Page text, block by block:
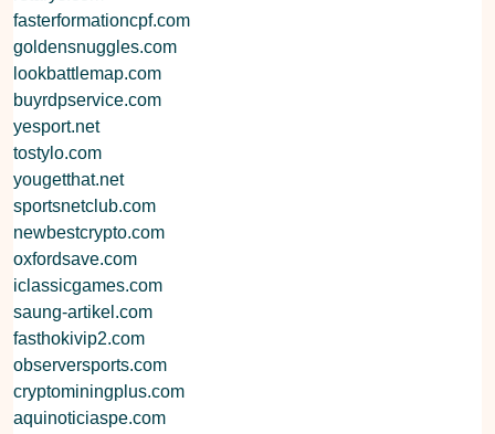
fasterformationcpf.com
goldensnuggles.com
lookbattlemap.com
buyrdpservice.com
yesport.net
tostylo.com
yougetthat.net
sportsnetclub.com
newbestcrypto.com
oxfordsave.com
iclassicgames.com
saung-artikel.com
fasthokivip2.com
observersports.com
cryptominingplus.com
aquinoticiaspe.com